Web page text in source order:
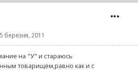
5 березня, 2011
на "У" и стараюсь
товарищем,равно как и с